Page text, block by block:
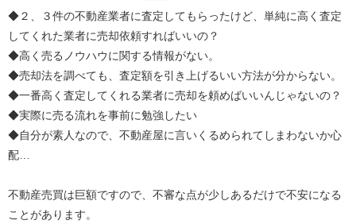
◆２、３件の不動産業者に査定してもらったけど、単純に高く査定
してくれた業者に売却依頼すればいいの？
◆高く売るノウハウに関する情報がない。
◆売却法を調べても、査定額を引き上げるいい方法が分からない。
◆一番高く査定してくれる業者に売却を頼めばいいんじゃないの？
◆実際に売る流れを事前に勉強したい
◆自分が素人なので、不動産屋に言いくるめられてしまわないか心
配…
不動産売買は巨額ですので、不審な点が少しあるだけで不安になる
ことがあります。